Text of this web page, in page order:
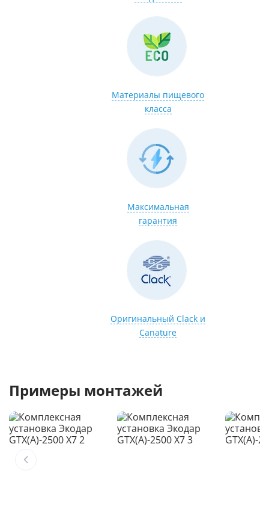
Материалы пищевого
класса
Максимальная
гарантия
Оригинальный Clack и
Canature
Примеры монтажей